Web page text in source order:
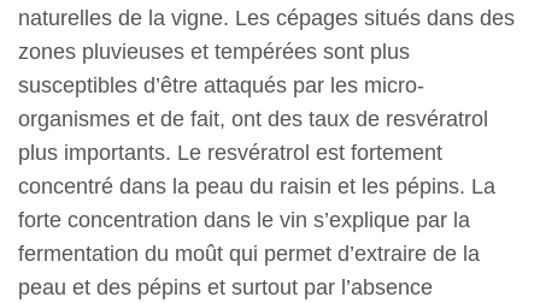
naturelles de la vigne. Les cépages situés dans des
zones pluvieuses et tempérées sont plus
susceptibles d’être attaqués par les micro-
organismes et de fait, ont des taux de resvératrol
plus importants. Le resvératrol est fortement
concentré dans la peau du raisin et les pépins. La
forte concentration dans le vin s’explique par la
fermentation du moût qui permet d’extraire de la
peau et des pépins et surtout par l’absence